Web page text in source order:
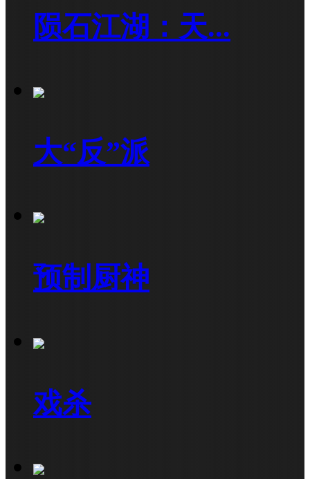
陨石江湖：天...
大“反”派
预制厨神
戏杀